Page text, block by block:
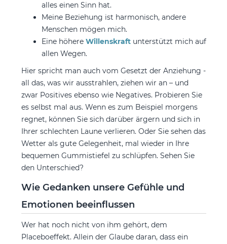
alles einen Sinn hat.
Meine Beziehung ist harmonisch, andere
Menschen mögen mich.
Eine höhere Willenskraft unterstützt mich auf
allen Wegen.
Hier spricht man auch vom Gesetzt der Anziehung -
all das, was wir ausstrahlen, ziehen wir an – und
zwar Positives ebenso wie Negatives. Probieren Sie
es selbst mal aus. Wenn es zum Beispiel morgens
regnet, können Sie sich darüber ärgern und sich in
Ihrer schlechten Laune verlieren. Oder Sie sehen das
Wetter als gute Gelegenheit, mal wieder in Ihre
bequemen Gummistiefel zu schlüpfen. Sehen Sie
den Unterschied?
Wie Gedanken unsere Gefühle und
Emotionen beeinflussen
Wer hat noch nicht von ihm gehört, dem
Placeboeffekt. Allein der Glaube daran, dass ein